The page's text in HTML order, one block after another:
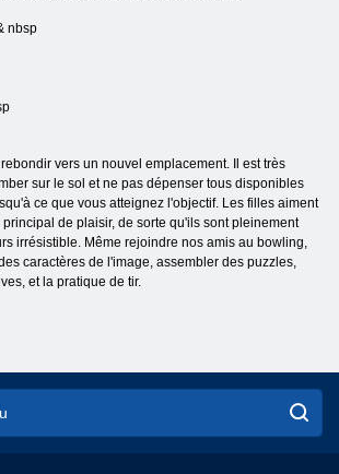
nbsp
vers un nouvel emplacement. Il est très
sur le sol et ne pas dépenser tous disponibles
ce que vous atteignez l'objectif. Les filles aiment
de plaisir, de sorte qu'ils sont pleinement
irrésistible. Même rejoindre nos amis au bowling,
caractères de l'image, assembler des puzzles,
et la pratique de tir.